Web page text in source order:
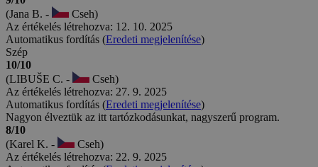
(Jana B. -
Cseh)
Az értékelés létrehozva: 12. 10. 2025
Automatikus fordítás (Eredeti megjelenítése)
Szép
10/10
(LIBUŠE C. -
Cseh)
Az értékelés létrehozva: 27. 9. 2025
Automatikus fordítás (Eredeti megjelenítése)
Nagyon élveztük az itt tartózkodásunkat, nagyszerű program.
8/10
(Karel K. -
Cseh)
Az értékelés létrehozva: 22. 9. 2025